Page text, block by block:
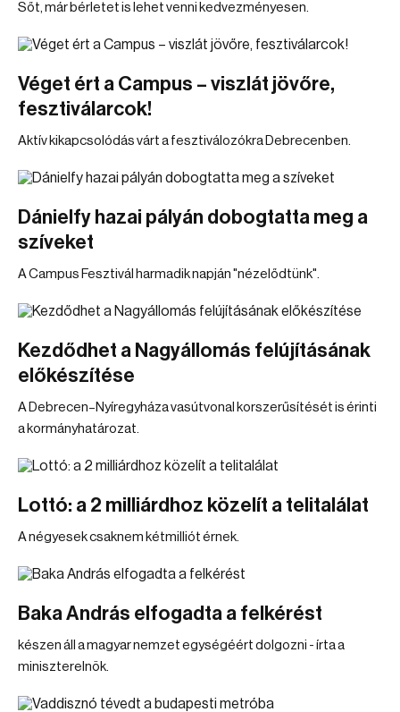
Sőt, már bérletet is lehet venni kedvezményesen.
Véget ért a Campus – viszlát jövőre,
fesztiválarcok!
Aktív kikapcsolódás várt a fesztiválozókra Debrecenben.
Dánielfy hazai pályán dobogtatta meg a
szíveket
A Campus Fesztivál harmadik napján "nézelődtünk".
Kezdődhet a Nagyállomás felújításának
előkészítése
A Debrecen–Nyíregyháza vasútvonal korszerűsítését is érinti
a kormányhatározat.
Lottó: a 2 milliárdhoz közelít a telitalálat
A négyesek csaknem kétmilliót érnek.
Baka András elfogadta a felkérést
készen áll a magyar nemzet egységéért dolgozni - írta a
miniszterelnök.